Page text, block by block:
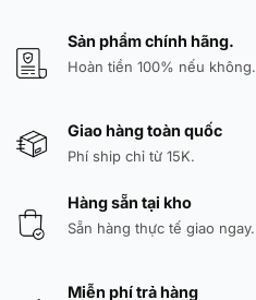
Sản phẩm chính hãng.
Hoàn tiền 100% nếu không.
Giao hàng toàn quốc
Phí ship chỉ từ 15K.
Hàng sẵn tại kho
Sẵn hàng thực tế giao ngay.
Miễn phí trả hàng